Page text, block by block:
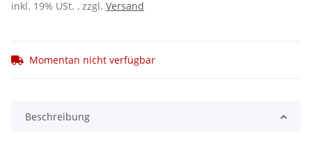
inkl. 19% USt. , zzgl. Versand
Momentan nicht verfügbar
Beschreibung